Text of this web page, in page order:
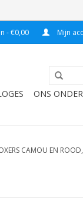
- €0,00 Mijn
ONS
CAMOU EN